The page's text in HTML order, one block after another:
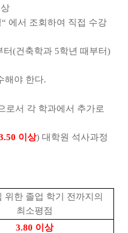
“ 에서 조회하여 직접 수강
터(건축학과 5학년 때부터)
해야 한다.
로서 각 학과에서 추가로
이상) 대학원 석사과정
위한 졸업 학기 전까지의
최소평점
3.80 이상